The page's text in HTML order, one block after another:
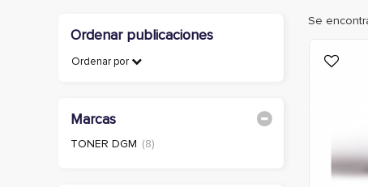
Ordenar publicaciones
Ordenar por
Marcas
TONER DGM (8)
Se